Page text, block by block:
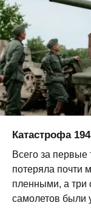
Катастрофа
Всего за
потеряла почти
пленными, а три
самолетов были